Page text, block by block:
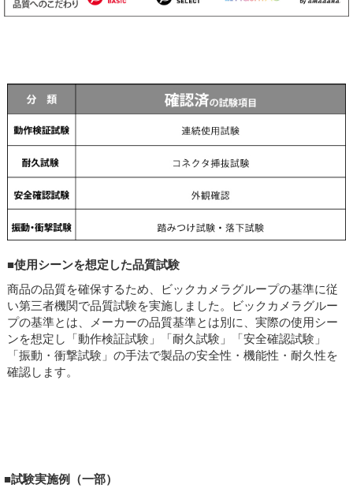
■使用シーンを想定した品質試験
商品の品質を確保するため、ビックカメラグループの基準に従
い第三者機関で品質試験を実施しました。ビックカメラグルー
プの基準とは、メーカーの品質基準とは別に、実際の使用シー
ンを想定し「動作検証試験」「耐久試験」「安全確認試験」
「振動・衝撃試験」の手法で製品の安全性・機能性・耐久性を
確認します。
■試験実施例（一部）